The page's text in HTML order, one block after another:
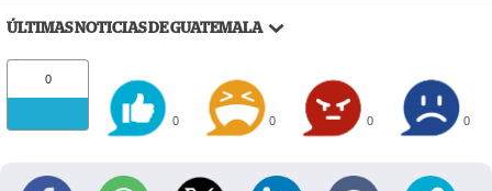
ÚLTIMAS NOTICIAS DE GUATEMALA
0
0 0 0 0